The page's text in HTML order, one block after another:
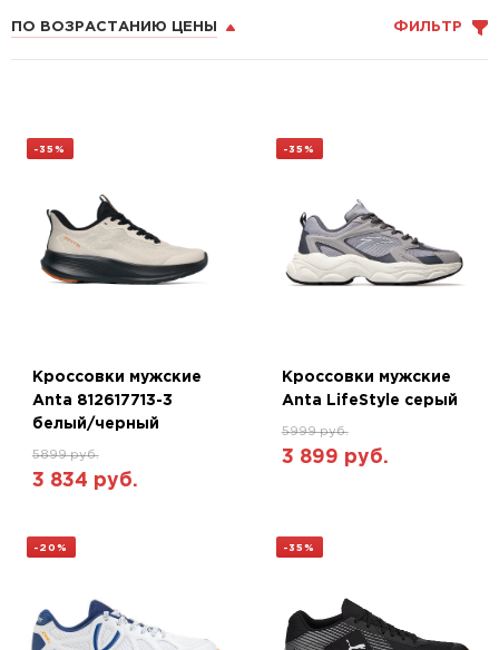
ПО ВОЗРАСТАНИЮ ЦЕНЫ ФИЛЬТР
-35%
Кроссовки мужские
Anta 812617713-3
белый/черный
5899 руб.
3 834 руб.
-35%
Кроссовки мужские
Anta LifeStyle серый
5999 руб.
3 899 руб.
-20% -35%